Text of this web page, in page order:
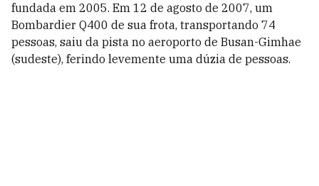
fundada em 2005. Em 12 de agosto de 2007, um
Bombardier Q400 de sua frota, transportando 74
pessoas, saiu da pista no aeroporto de Busan-Gimhae
(sudeste), ferindo levemente uma dúzia de pessoas.